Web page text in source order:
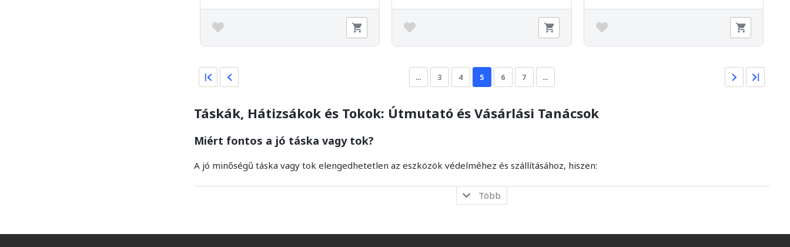
… 3 4 5 6 7 …
Táskák, Hátizsákok és Tokok: Útmutató és Vásárlási Tanácsok
Miért fontos a jó táska vagy tok?
A jó minőségű táska vagy tok elengedhetetlen az eszközök védelméhez és szállításához, hiszen:
Több